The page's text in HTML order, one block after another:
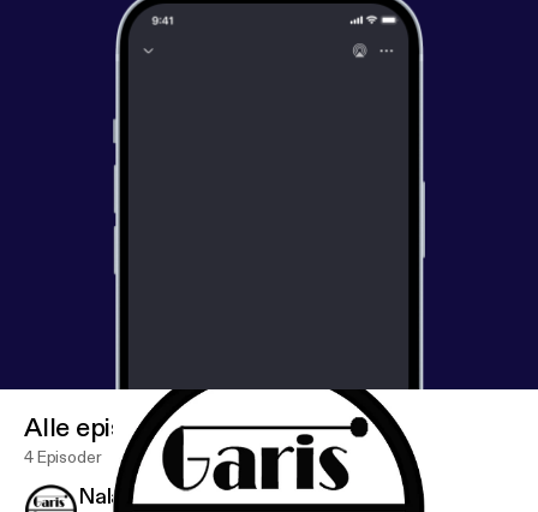
Alle episoder
4 Episoder
Nalar Istana